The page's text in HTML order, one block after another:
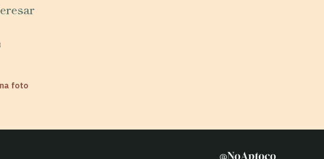
foto